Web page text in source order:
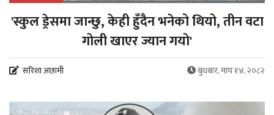
'स्कुल ड्रेसमा जान्छु, केही हुँदैन भनेको थियो, तीन वटा
गोली खाएर ज्यान गयो'
सरिशा अछामी बुधबार, माघ १४, २०८२